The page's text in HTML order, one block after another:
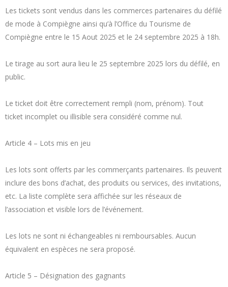
Les tickets sont vendus dans les commerces partenaires du défilé
de mode à Compiègne ainsi qu’à l’Office du Tourisme de
Compiègne entre le 15 Aout 2025 et le 24 septembre 2025 à 18h.
Le tirage au sort aura lieu le 25 septembre 2025 lors du défilé, en
public.
Le ticket doit être correctement rempli (nom, prénom). Tout
ticket incomplet ou illisible sera considéré comme nul.
Article 4 – Lots mis en jeu
Les lots sont offerts par les commerçants partenaires. Ils peuvent
inclure des bons d’achat, des produits ou services, des invitations,
etc. La liste complète sera affichée sur les réseaux de
l’association et visible lors de l’événement.
Les lots ne sont ni échangeables ni remboursables. Aucun
équivalent en espèces ne sera proposé.
Article 5 – Désignation des gagnants